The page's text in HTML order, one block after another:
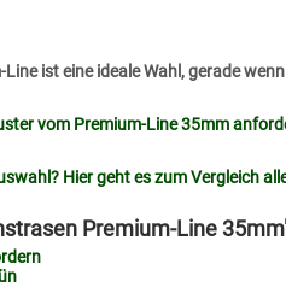
ist eine ideale Wahl, gerade
vom Premium-Line 35mm
Hier geht es zum Vergleich
Premium-Line